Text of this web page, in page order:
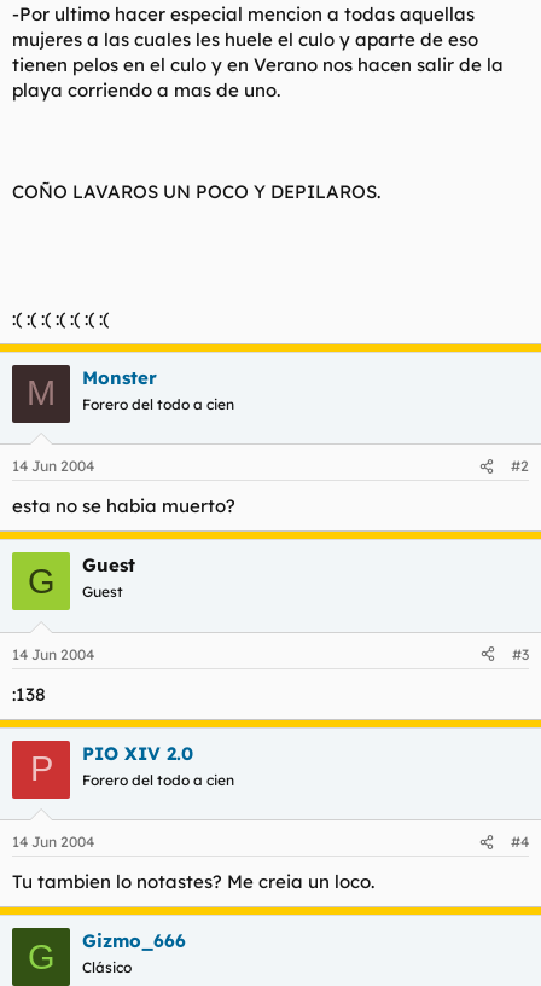
-Por ultimo hacer especial mencion a todas aquellas
mujeres a las cuales les huele el culo y aparte de eso
tienen pelos en el culo y en Verano nos hacen salir de la
playa corriendo a mas de uno.
COÑO LAVAROS UN POCO Y DEPILAROS.
:( :( :( :( :( :( :(
M Monster
Forero del todo a cien
14 Jun 2004 #2
esta no se habia muerto?
G Guest
Guest
14 Jun 2004 #3
:138
P PIO XIV 2.0
Forero del todo a cien
14 Jun 2004 #4
Tu tambien lo notastes? Me creia un loco.
G Gizmo_666
Clásico